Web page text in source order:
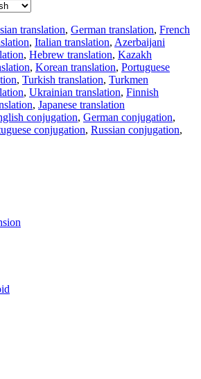
translation, German translation, French
, Italian translation, Azerbaijani
, Hebrew translation, Kazakh
, Korean translation, Portuguese
, Turkish translation, Turkmen
, Ukrainian translation, Finnish
, Japanese translation
conjugation, German conjugation,
conjugation, Russian conjugation,